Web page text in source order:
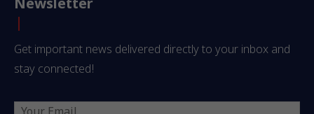
Newsletter
Get important news delivered directly to your inbox and
stay connected!